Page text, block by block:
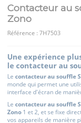
Contacteur au
Zono
Référence : 7H7503
Une expérience
le contacteur au
Le contacteur au souffle
monde qui permet une
interface d'écran de
Le contacteur au souffle
Zono 1 et 2, et se fixe
vos appareils de manière